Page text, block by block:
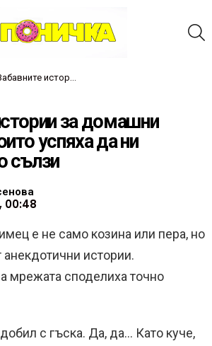
истории за домашни любимци, които успяха да ни разсмеят до сълзи
за домашни
успяха да ни
сълзи
00:48
е не само козина или пера, но
анекдотични истории.
мрежата споделиха точно
с гъска. Да, да… Като куче,